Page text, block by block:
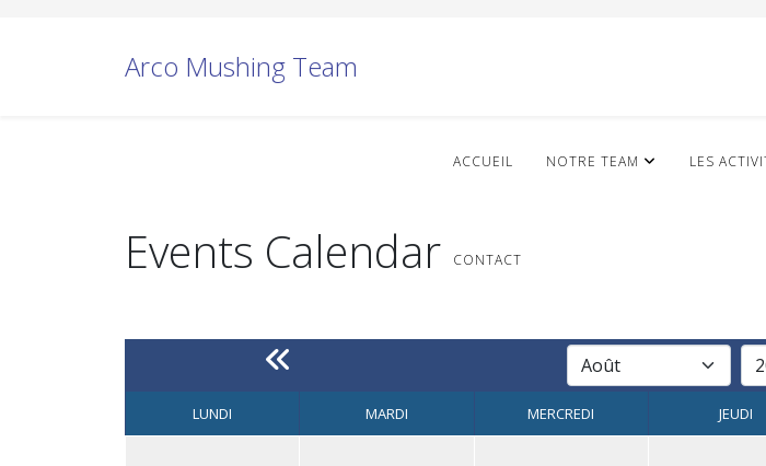
Arco Mushing Team
ACCUEIL NOTRE TEAM LES
CONTACT
Events Calendar
LUNDI MARDI MERCREDI JEUDI